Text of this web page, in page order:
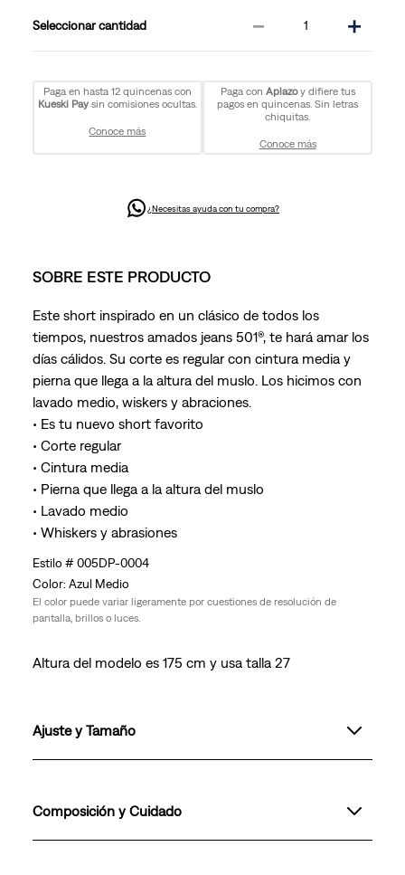
cantidad ＋
－
Paga en hasta 12 quincenas con
Kueski Paysin comisiones ocultas.
Conoce más
Paga con Aplazoy difiere tus
pagos en quincenas. Sin letras
chiquitas.
Conoce más
¿Necesitas ayuda con tu compra?
SOBRE ESTE PRODUCTO
Este short inspirado en un clásico de todos los
tiempos, nuestros amados jeans 501®, te hará amar los
días cálidos. Su corte es regular con cintura media y
pierna que llega a la altura del muslo. Los hicimos con
lavado medio, wiskers y abraciones.
• Es tu nuevo short favorito
• Corte regular
• Cintura media
• Pierna que llega a la altura del muslo
• Lavado medio
• Whiskers y abrasiones
005DP-0004
Azul Medio
El color puede variar ligeramente por cuestiones de resolución de
pantalla, brillos o luces.
Altura del modelo es 175 cm y usa talla 27
Ajuste y Tamaño
Composición y Cuidado